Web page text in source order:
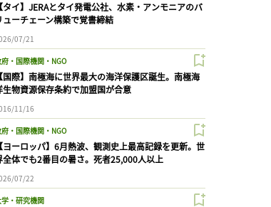
【タイ】JERAとタイ発電公社、水素・アンモニアのバ
ューチェーン構築で覚書締結
07/21
・国際機関・NGO
【国際】南極海に世界最大の海洋保護区誕生。南極海
生物資源保存条約で加盟国が合意
11/16
・国際機関・NGO
【ヨーロッパ】6月熱波、観測史上最高記録を更新。世
全体でも2番目の暑さ。死者25,000人以上
07/22
・研究機関